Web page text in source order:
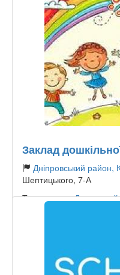
Заклад
Дніпровський район,
Шептицького, 7-А
Тип садочку:Державний